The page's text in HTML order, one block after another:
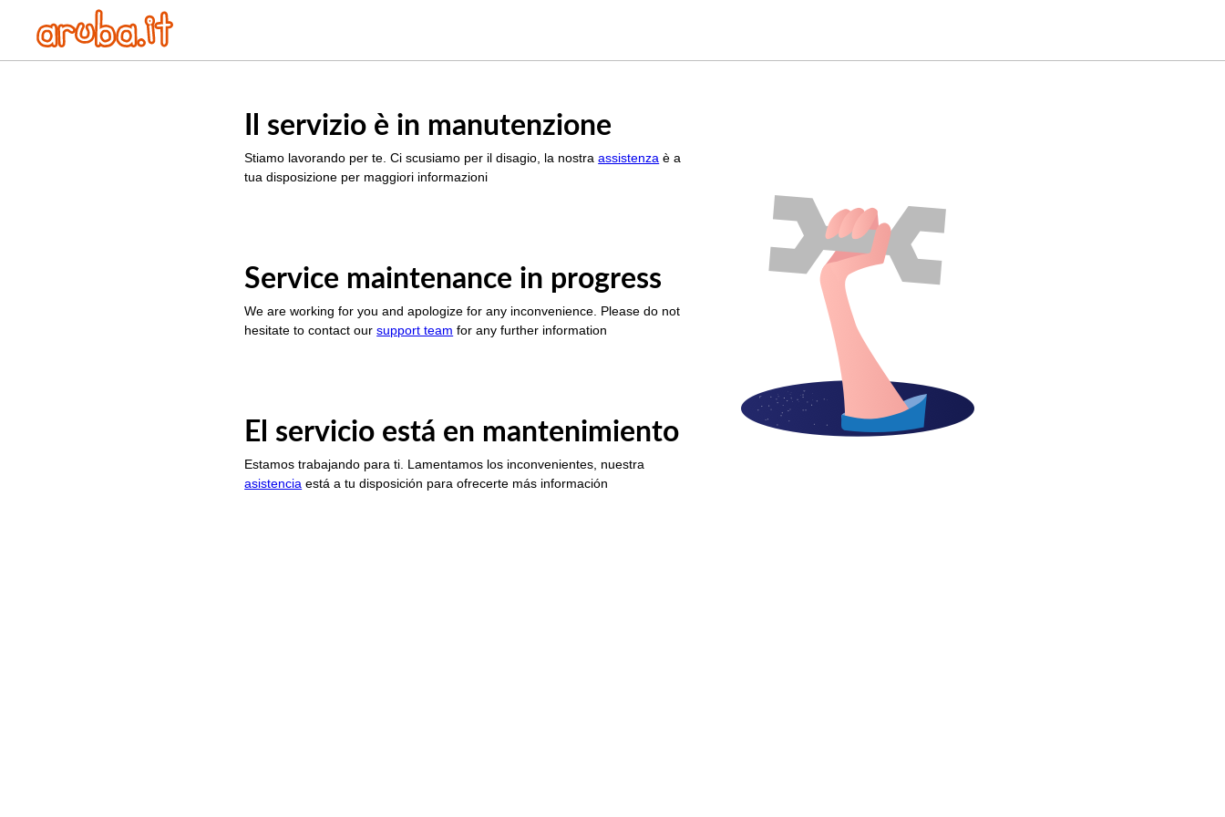
Il servizio è in manutenzione
Stiamo lavorando per te. Ci scusiamo per il disagio, la nostraassistenza è a
tua disposizione per maggiori informazioni
Service maintenance in progress
We are working for you and apologize for any inconvenience. Please do not
hesitate to contact oursupport team for any further information
El servicio está en mantenimiento
Estamos trabajando para ti. Lamentamos los inconvenientes, nuestra
asistencia está a tu disposición para ofrecerte más información